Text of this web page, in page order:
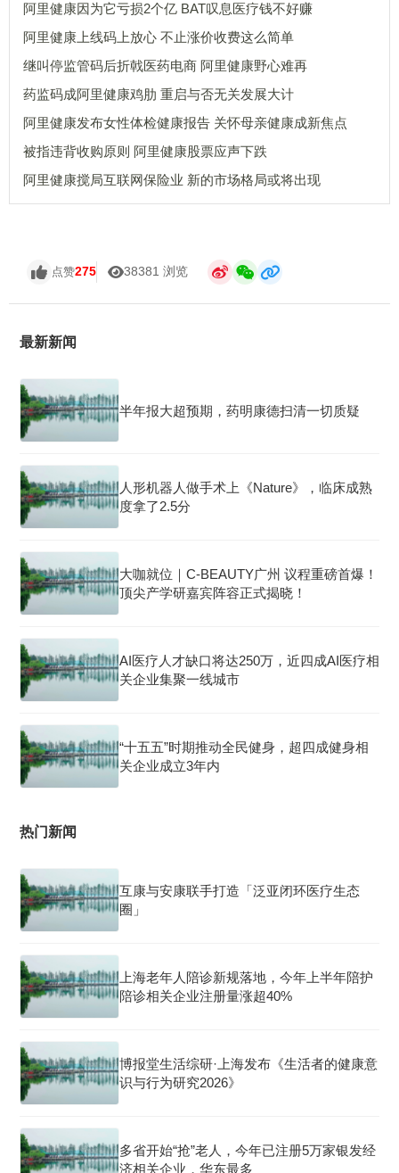
阿里健康因为它亏损2个亿 BAT叹息医疗钱不好赚
阿里健康上线码上放心 不止涨价收费这么简单
继叫停监管码后折戟医药电商 阿里健康野心难再
药监码成阿里健康鸡肋 重启与否无关发展大计
阿里健康发布女性体检健康报告 关怀母亲健康成新焦点
被指违背收购原则 阿里健康股票应声下跌
阿里健康搅局互联网保险业 新的市场格局或将出现
点赞275 38381 浏览
最新新闻
半年报大超预期，药明康德扫清一切质疑
人形机器人做手术上《Nature》，临床成熟
度拿了2.5分
大咖就位｜C-BEAUTY广州 议程重磅首爆！
顶尖产学研嘉宾阵容正式揭晓！
AI医疗人才缺口将达250万，近四成AI医疗相
关企业集聚一线城市
“十五五”时期推动全民健身，超四成健身相
关企业成立3年内
热门新闻
互康与安康联手打造「泛亚闭环医疗生态
圈」
上海老年人陪诊新规落地，今年上半年陪护
陪诊相关企业注册量涨超40%
博报堂生活综研·上海发布《生活者的健康意
识与行为研究2026》
多省开始“抢”老人，今年已注册5万家银发经
济相关企业，华东最多